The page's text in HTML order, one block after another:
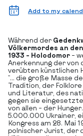
Add to my
Während der
Völkermordes an
1933 – Holodomor –
Anerkennung der von
verübten künstlichen
"... die große Masse
Tradition, der
und Literatur, des
gegen sie
von allen – der
5.000.000 Ukrainer,
Kongress am 28. Mai
polnischer Jurist, der